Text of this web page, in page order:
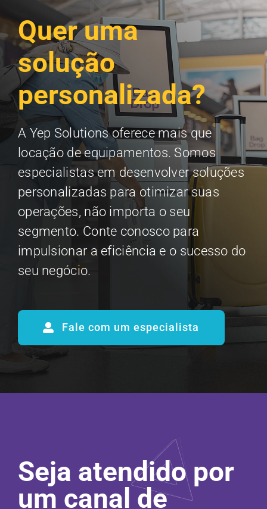
Quer uma
solução
personalizada?
A Yep Solutions oferece mais que
locação de equipamentos. Somos
especialistas em desenvolver soluções
personalizadas para otimizar suas
operações, não importa o seu
segmento. Conte conosco para
impulsionar a eficiência e o sucesso do
seu negócio.
Fale com um especialista
Seja atendido por
um canal de